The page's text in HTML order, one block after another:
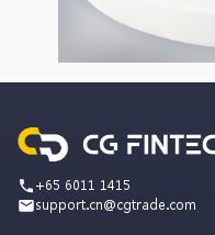
+65 6011 1415
support.cn@cgtrade.com